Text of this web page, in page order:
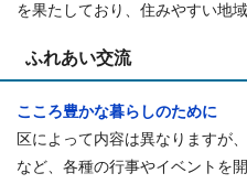
を果たしており、住みやすい地
ふれあい交流
こころ豊かな暮らしのために
区によって内容は異なりますが
など、各種の行事やイベントを